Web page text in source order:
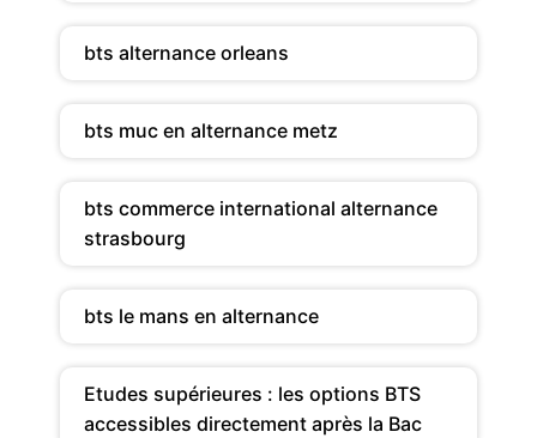
bts alternance orleans
bts muc en alternance metz
bts commerce international alternance
strasbourg
bts le mans en alternance
Etudes supérieures : les options BTS
accessibles directement après la Bac